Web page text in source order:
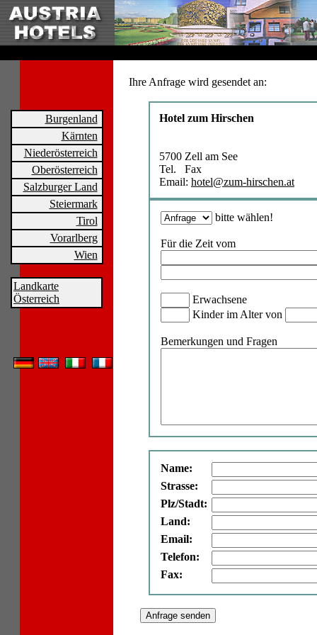
Burgenland
Kärnten
Niederösterreich
Oberösterreich
Salzburger Land
Steiermark
Tirol
Vorarlberg
Wien
Landkarte
Österreich
Ihre Anfrage wird gesendet an:
Hotel zum Hirschen
5700 Zell am See
Tel. Fax
Email: hotel@zum-hirschen.at
bitte wählen!
Für die Zeit vom
Erwachsene
Kinder im Alter von
Bemerkungen und Fragen
Name:
Strasse:
Plz/Stadt:
Land:
Email:
Telefon:
Fax: